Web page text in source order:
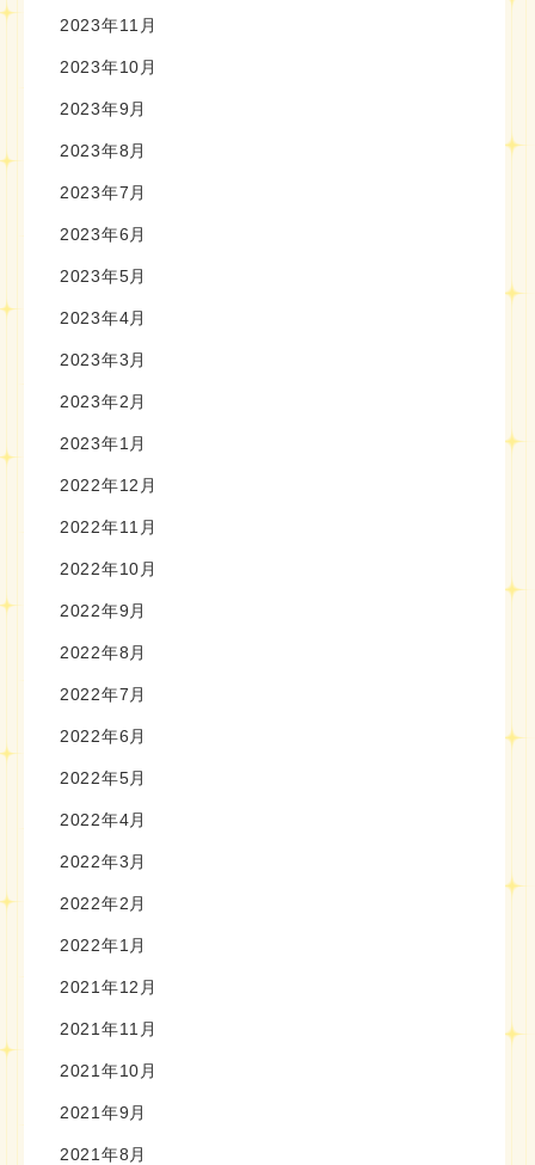
2023年11月
2023年10月
2023年9月
2023年8月
2023年7月
2023年6月
2023年5月
2023年4月
2023年3月
2023年2月
2023年1月
2022年12月
2022年11月
2022年10月
2022年9月
2022年8月
2022年7月
2022年6月
2022年5月
2022年4月
2022年3月
2022年2月
2022年1月
2021年12月
2021年11月
2021年10月
2021年9月
2021年8月